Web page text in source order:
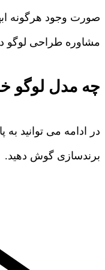
صورت وجود هرگونه
مشاوره طراحی لوگو
چه مدل لوگو
در ادامه می توانید به
برندسازی گوش دهید.